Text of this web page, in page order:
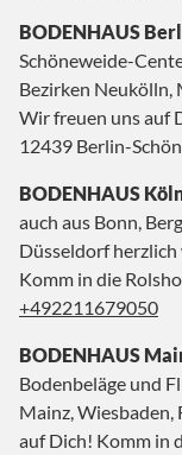
BODENHAUS
Schöneweide-
Bezirken Neukölln,
Wir freuen uns auf
12439 Berlin-
BODENHAUS
auch aus Bonn,
Düsseldorf
Komm in die
+492211679050
BODENHAUS
Bodenbeläge und
Mainz,
auf Dich! Komm in